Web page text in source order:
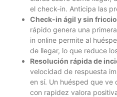
el check-in. Anticipa las
Check-in ágil y sin
rápido genera una
in online permite al
de llegar, lo que reduce
Resolución rápida de
velocidad de respuesta
en sí. Un huésped que ve
con rapidez valora